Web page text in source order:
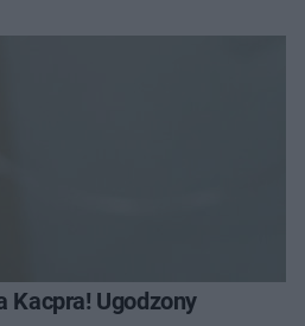
Kacpra! Ugodzony